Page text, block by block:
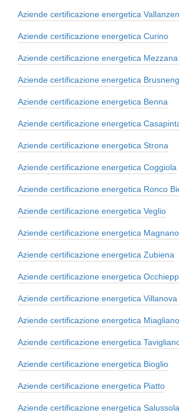
Aziende certificazione energetica
Aziende certificazione energetica Curino
Aziende certificazione energetica
Aziende certificazione energetica
Aziende certificazione energetica Benna
Aziende certificazione energetica
Aziende certificazione energetica Strona
Aziende certificazione energetica Coggiola
Aziende certificazione energetica Ronco
Aziende certificazione energetica Veglio
Aziende certificazione energetica Magnano
Aziende certificazione energetica Zubiena
Aziende certificazione energetica
Aziende certificazione energetica Villanova
Aziende certificazione energetica Miagliano
Aziende certificazione energetica
Aziende certificazione energetica Bioglio
Aziende certificazione energetica Piatto
Aziende certificazione energetica Salussola